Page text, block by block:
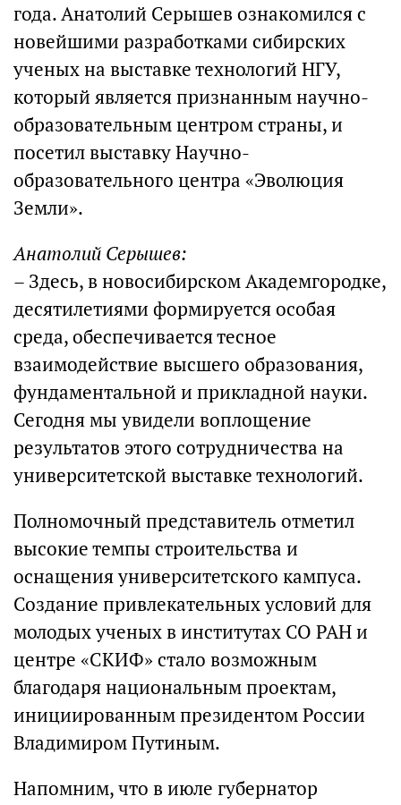
года. Анатолий Серышев ознакомился с
новейшими разработками сибирских
ученых на выставке технологий НГУ,
который является признанным научно-
образовательным центром страны, и
посетил выставку Научно-
образовательного центра «Эволюция
Земли».
Анатолий Серышев:
– Здесь, в новосибирском Академгородке,
десятилетиями формируется особая
среда, обеспечивается тесное
взаимодействие высшего образования,
фундаментальной и прикладной науки.
Сегодня мы увидели воплощение
результатов этого сотрудничества на
университетской выставке технологий.
Полномочный представитель отметил
высокие темпы строительства и
оснащения университетского кампуса.
Создание привлекательных условий для
молодых ученых в институтах СО РАН и
центре «СКИФ» стало возможным
благодаря национальным проектам,
инициированным президентом России
Владимиром Путиным.
Напомним, что в июле губернатор